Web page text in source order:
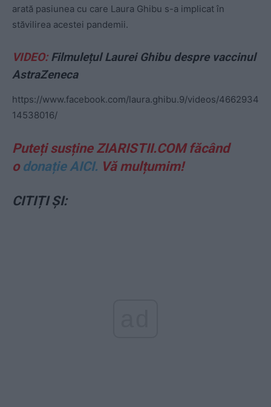
arată pasiunea cu care Laura Ghibu s-a implicat în
stăvilirea acestei pandemii.
VIDEO:Filmulețul Laurei Ghibu despre vaccinul
AstraZeneca
https://www.facebook.com/laura.ghibu.9/videos/4662934
14538016/
Puteți susține ZIARISTII.COM făcând
o donație AICI. Vă mulțumim!
CITIȚI ȘI: